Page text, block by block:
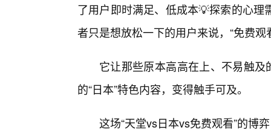
了用户即时满足、低成本💡探索的心
者只是想放松一下的用户来说，“免费
它让那些原本高高在上、不易触及
的“日本”特色内容，变得触手可及。
这场“天堂vs日本vs免费观看”的博